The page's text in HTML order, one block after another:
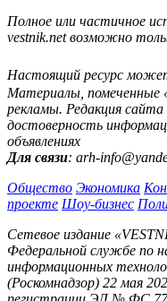
Полное или частичное
vestnik.net возможно
Настоящий ресурс
Материалы, помеченные
рекламы. Редакция
достоверность
объявлениях
Для связи: arh-
Общество Экономика
проекте Шоу-бизнес
Сетевое издание
Федеральной службе по
информационных
(Роскомнадзор) 22 мая